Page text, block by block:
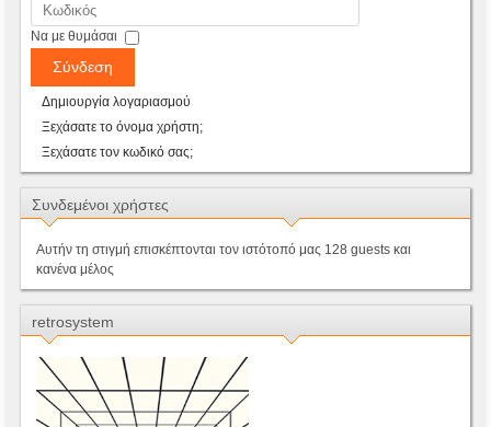
Να με θυμάσαι
Σύνδεση
Δημιουργία λογαριασμού
Ξεχάσατε το όνομα χρήστη;
Ξεχάσατε τον κωδικό σας;
Συνδεμένοι χρήστες
Αυτήν τη στιγμή επισκέπτονται τον ιστότοπό μας 128 guests και
κανένα μέλος
retrosystem